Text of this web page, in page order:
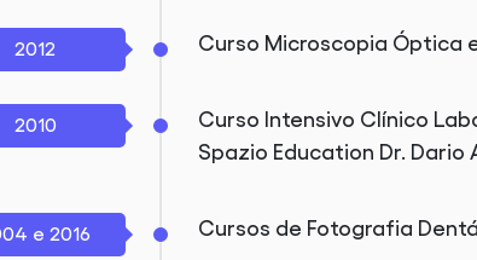
2012 Curso Microscopia Óptica
2010
Curso Intensivo Clínico
Spazio Education Dr. Dario
e 2016 Cursos de Fotografia